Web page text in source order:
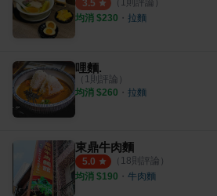
3.5
均消 $230 ・ 拉麵
哩麵.
（ 1 則評論）
均消 $260 ・ 拉麵
東鼎牛肉麵
5.0 （ 18則評論）
均消 $190 ・ 牛肉麵